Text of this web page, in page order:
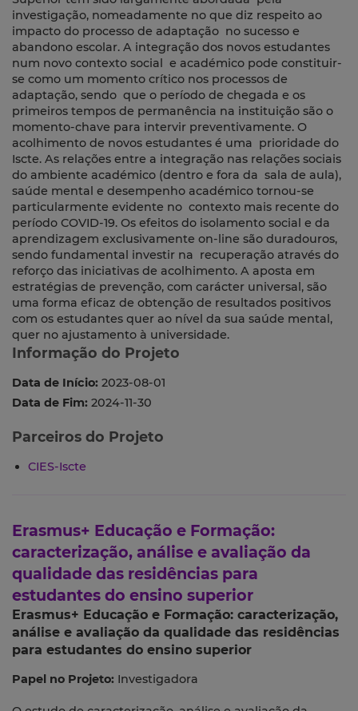
investigação, nomeadamente no que diz respeito ao
impacto do processo de adaptação no sucesso e
abandono escolar. A integração dos novos estudantes
num novo contexto social e académico pode constituir-
se como um momento crítico nos processos de
adaptação, sendo que o período de chegada e os
primeiros tempos de permanência na instituição são o
momento-chave para intervir preventivamente. O
acolhimento de novos estudantes é uma prioridade do
Iscte. As relações entre a integração nas relações sociais
do ambiente académico (dentro e fora da sala de aula),
saúde mental e desempenho académico tornou-se
particularmente evidente no contexto mais recente do
período COVID-19. Os efeitos do isolamento social e da
aprendizagem exclusivamente on-line são duradouros,
sendo fundamental investir na recuperação através do
reforço das iniciativas de acolhimento. A aposta em
estratégias de prevenção, com carácter universal, são
uma forma eficaz de obtenção de resultados positivos
com os estudantes quer ao nível da sua saúde mental,
quer no ajustamento à universidade.
Informação do Projeto
Data de Início: 2023-08-01
Data de Fim: 2024-11-30
Parceiros do Projeto
CIES-Iscte
Erasmus+ Educação e Formação:
caracterização, análise e avaliação da
qualidade das residências para
estudantes do ensino superior
Erasmus+ Educação e Formação: caracterização,
análise e avaliação da qualidade das residências
para estudantes do ensino superior
Papel no Projeto: Investigadora